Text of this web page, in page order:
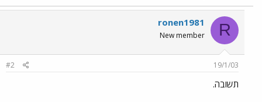
R
ronen1981
New member
19/1/03
#2
תשובה.